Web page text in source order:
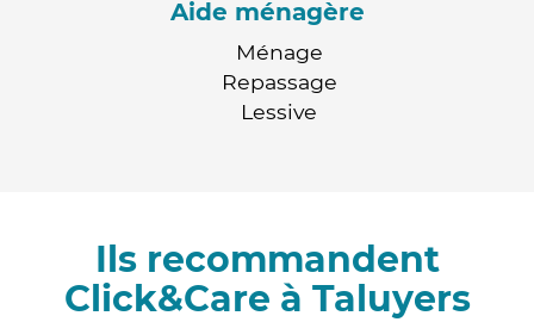
Aide ménagère
Ménage
Repassage
Lessive
Ils recommandent
Click&Care à Taluyers